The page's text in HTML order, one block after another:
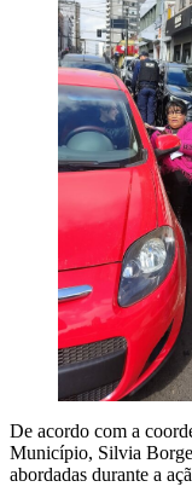
De acordo com a
Município, Silvia
abordadas durante a